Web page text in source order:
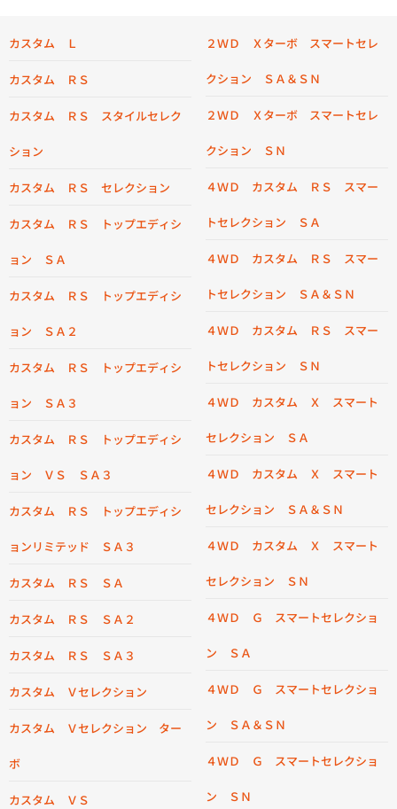
カスタム Ｌ
カスタム ＲＳ
カスタム ＲＳ スタイルセレク
ション
カスタム ＲＳ セレクション
カスタム ＲＳ トップエディシ
ョン ＳＡ
カスタム ＲＳ トップエディシ
ョン ＳＡ２
カスタム ＲＳ トップエディシ
ョン ＳＡ３
カスタム ＲＳ トップエディシ
ョン ＶＳ ＳＡ３
カスタム ＲＳ トップエディシ
ョンリミテッド ＳＡ３
カスタム ＲＳ ＳＡ
カスタム ＲＳ ＳＡ２
カスタム ＲＳ ＳＡ３
カスタム Ｖセレクション
カスタム Ｖセレクション ター
ボ
カスタム ＶＳ
２ＷＤ Ｘターボ スマートセレ
クション ＳＡ＆ＳＮ
２ＷＤ Ｘターボ スマートセレ
クション ＳＮ
４ＷＤ カスタム ＲＳ スマー
トセレクション ＳＡ
４ＷＤ カスタム ＲＳ スマー
トセレクション ＳＡ＆ＳＮ
４ＷＤ カスタム ＲＳ スマー
トセレクション ＳＮ
４ＷＤ カスタム Ｘ スマート
セレクション ＳＡ
４ＷＤ カスタム Ｘ スマート
セレクション ＳＡ＆ＳＮ
４ＷＤ カスタム Ｘ スマート
セレクション ＳＮ
４ＷＤ Ｇ スマートセレクショ
ン ＳＡ
４ＷＤ Ｇ スマートセレクショ
ン ＳＡ＆ＳＮ
４ＷＤ Ｇ スマートセレクショ
ン ＳＮ